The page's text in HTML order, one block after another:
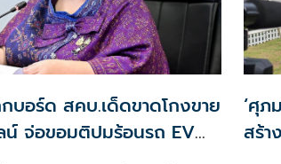
บอร์ด สคบ.เด็ดขาดโกงขาย
น์ จ่อขอมติปมร้อนรถ EV
‘ศุภ
สร้า